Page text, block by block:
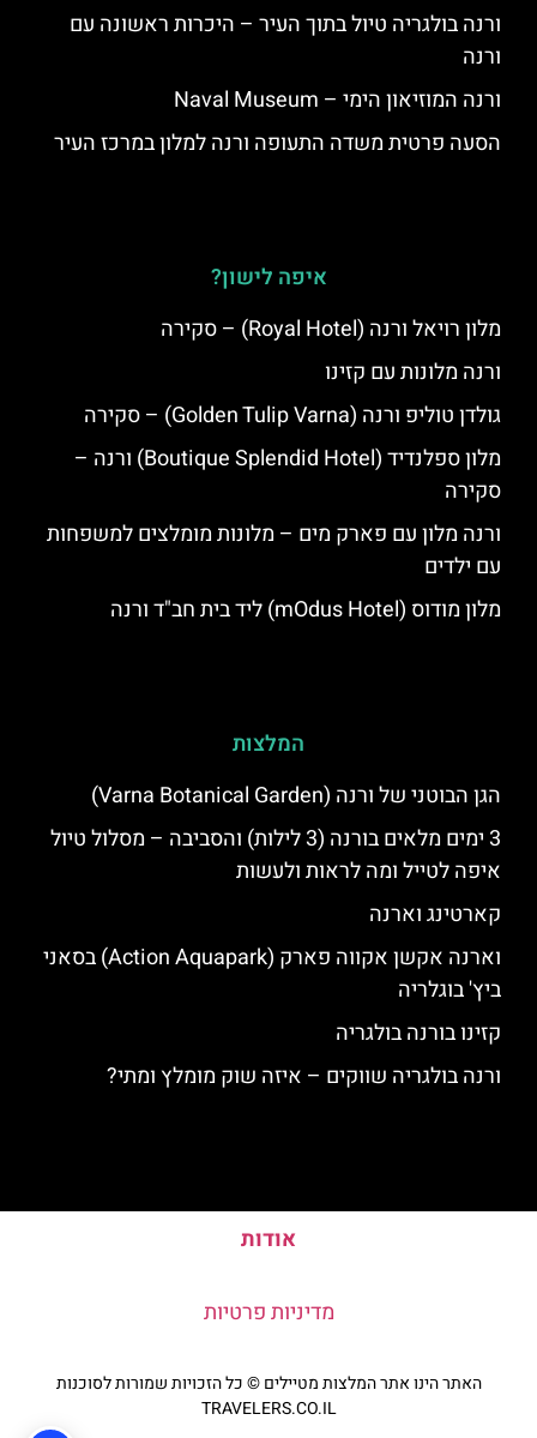
ורנה בולגריה טיול בתוך העיר – היכרות ראשונה עם
ורנה
ורנה המוזיאון הימי – Naval Museum
הסעה פרטית משדה התעופה ורנה למלון במרכז העיר
איפה לישון?
מלון רויאל ורנה (Royal Hotel) – סקירה
ורנה מלונות עם קזינו
גולדן טוליפ ורנה (Golden Tulip Varna) – סקירה
מלון ספלנדיד (Boutique Splendid Hotel) ורנה –
סקירה
ורנה מלון עם פארק מים – מלונות מומלצים למשפחות
עם ילדים
מלון מודוס (mOdus Hotel) ליד בית חב"ד ורנה
המלצות
הגן הבוטני של ורנה (Varna Botanical Garden)
3 ימים מלאים בורנה (3 לילות) והסביבה – מסלול טיול
איפה לטייל ומה לראות ולעשות
קארטינג וארנה
וארנה אקשן אקווה פארק (Action Aquapark) בסאני
ביץ' בוגלריה
קזינו בורנה בולגריה
ורנה בולגריה שווקים – איזה שוק מומלץ ומתי?
אודות
מדיניות פרטיות
האתר הינו אתר המלצות מטיילים © כל הזכויות שמורות לסוכנות
TRAVELERS.CO.IL